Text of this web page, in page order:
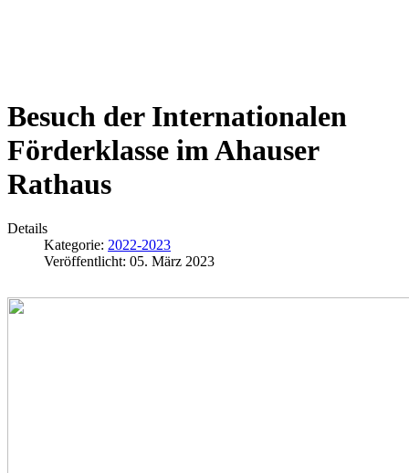
Besuch der Internationalen
Förderklasse im Ahauser
Rathaus
Details
Kategorie: 2022-2023
Veröffentlicht: 05. März 2023